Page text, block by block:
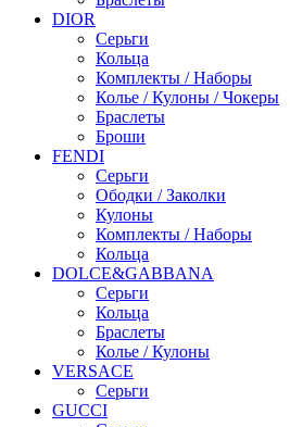
DIOR
Серьги
Кольца
Комплекты / Наборы
Колье / Кулоны / Чокеры
Браслеты
Броши
FENDI
Серьги
Ободки / Заколки
Кулоны
Комплекты / Наборы
Кольца
DOLCE&GABBANA
Серьги
Кольца
Браслеты
Колье / Кулоны
VERSACE
Серьги
GUCCI